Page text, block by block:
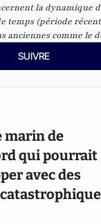
la dynamique
temps (période
anciennes comme le
SUIVRE
marin de
qui pourrait
avec des